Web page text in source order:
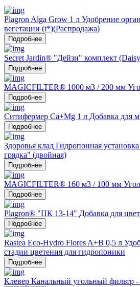
Plagron Alga Grow 1 л Удобрение
вегетации (t*)(Распродажа)
Подробнее
Secret Jardin® "Дейзи" комплект
Подробнее
MAGICFILTER® 1000 м3 / 200 мм
Подробнее
Ситифермер Ca+Mg 1 л Добавка для
Подробнее
Здоровья клад Гидропонная
грядка" (двойная)
Подробнее
MAGICFILTER® 160 м3 / 100 мм
Подробнее
Plagron® "ПК 13-14" Добавка для
Подробнее
Rastea Eco-Hydro Flores A+B 0,5 л
стадии цветения для гидропоники
Подробнее
Клевер Канальный угольный фильтр